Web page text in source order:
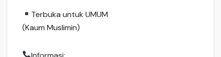
Terbuka untuk UMUM
(Kaum Muslimin)